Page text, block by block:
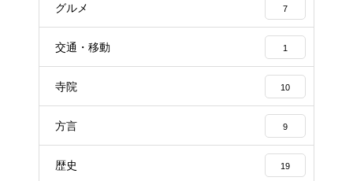
グルメ 7
交通・移動 1
寺院 10
方言 9
歴史 19